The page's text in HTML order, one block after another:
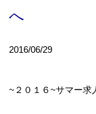
へ
2016/06/29
~２０１６~サマー求